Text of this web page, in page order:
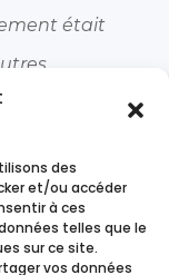
des
et/ou accéder
à ces
telles que le
sur ce site.
vos données
était
avoir aidé
la qualité